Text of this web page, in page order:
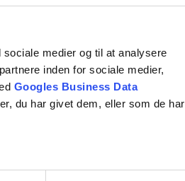
medier og til at analysere
inden for sociale medier,
Googles Business Data
du har givet dem, eller som de har